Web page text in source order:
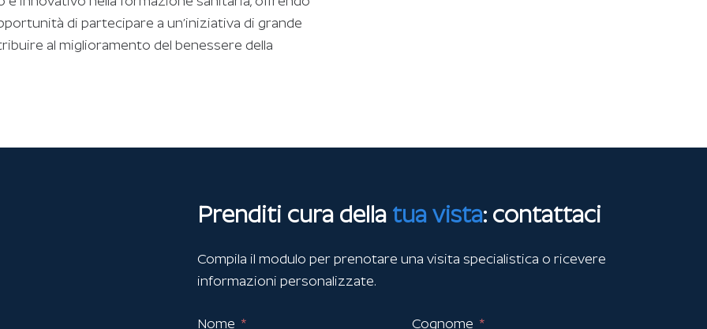
di partecipare a un’iniziativa di grande
al miglioramento del benessere della
Prenditi cura della tua vista: contattaci
Compila il modulo per prenotare una visita specialistica o ricevere
informazioni personalizzate.
Nome Cognome